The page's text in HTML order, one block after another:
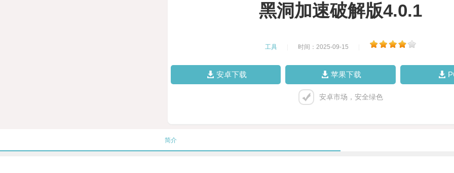
黑洞加速破解版4.0.1
工具 时间：2025-09-15
安卓下载 苹果下载
安卓市场，安全绿色
简介